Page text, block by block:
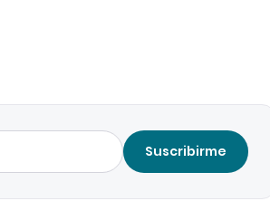
Suscribirme